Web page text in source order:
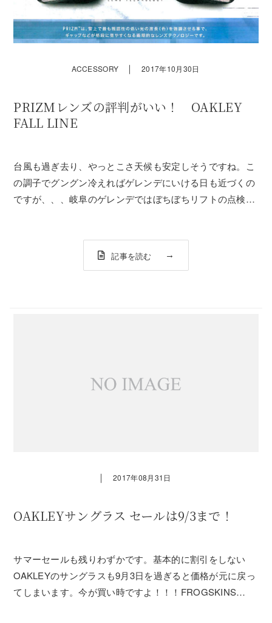
ACCESSORY ｜ 2017年10月30日
PRIZMレンズの評判がいい！ OAKLEY
FALL LINE
台風も過ぎ去り、やっとこさ天候も安定しそうですね。こ
の調子でグングン冷えればゲレンデにいける日も近づくの
ですが、、、岐阜のゲレンデではぼちぼちリフトの点検や
LINEBlackWhiteOAKLEYのPR...
記事を読む
｜ 2017年08月31日
OAKLEYサングラス セールは9/3まで！
サマーセールも残りわずかです。基本的に割引をしない
OAKLEYのサングラスも9月3日を過ぎると価格が元に戻っ
てしまいます。今が買い時ですよ！！！FROGSKINS